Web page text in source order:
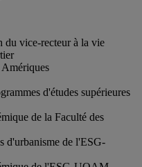
du vice-recteur à la vie
d'études supérieures
de la Faculté des
d'urbanisme de l'ESG-